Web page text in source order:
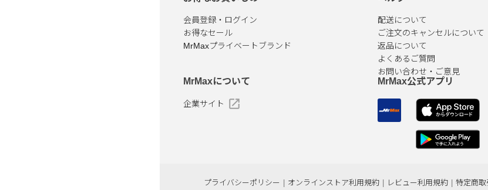
会員登録・ログイン
お得なセール
MrMaxプライベートブランド
配送について
ご注文のキャンセルについて
返品について
よくあるご質問
お問い合わせ・ご意見
MrMaxについて
企業サイト
MrMax公式アプリ
プライバシーポリシー オンラインストア利用規約 レビュー利用規約 特定商